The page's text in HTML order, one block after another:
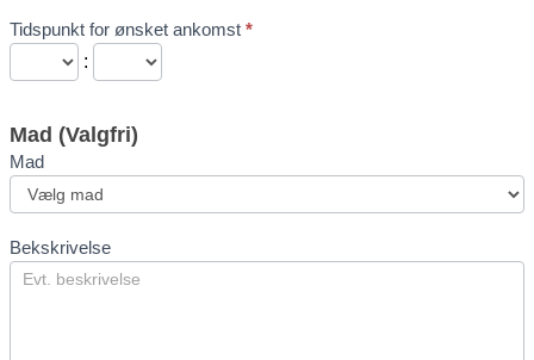
Tidspunkt for ønsket ankomst *
:
Mad (Valgfri)
Mad
Bekskrivelse